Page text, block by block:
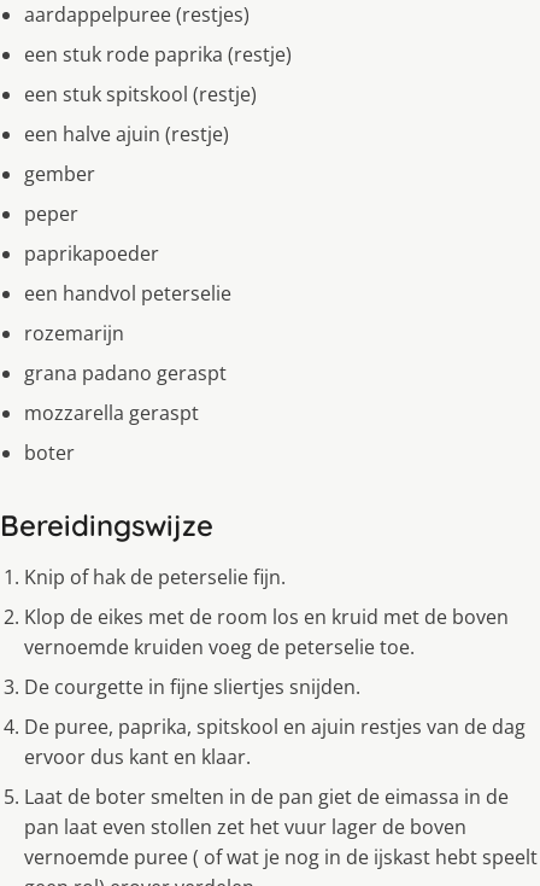
aardappelpuree (restjes)
een stuk rode paprika (restje)
een stuk spitskool (restje)
een halve ajuin (restje)
gember
peper
paprikapoeder
een handvol peterselie
rozemarijn
grana padano geraspt
mozzarella geraspt
boter
Bereidingswijze
Knip of hak de peterselie fijn.
Klop de eikes met de room los en kruid met de boven
vernoemde kruiden voeg de peterselie toe.
De courgette in fijne sliertjes snijden.
De puree, paprika, spitskool en ajuin restjes van de dag
ervoor dus kant en klaar.
Laat de boter smelten in de pan giet de eimassa in de
pan laat even stollen zet het vuur lager de boven
vernoemde puree ( of wat je nog in de ijskast hebt speelt